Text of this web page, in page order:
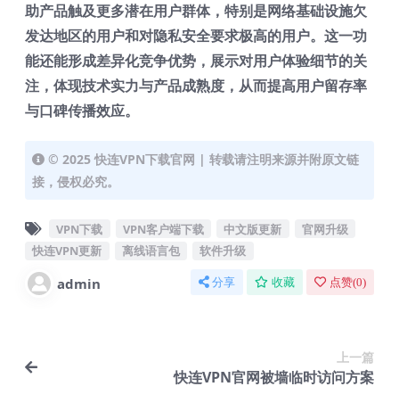
助产品触及更多潜在用户群体，特别是网络基础设施欠
发达地区的用户和对隐私安全要求极高的用户。这一功
能还能形成差异化竞争优势，展示对用户体验细节的关
注，体现技术实力与产品成熟度，从而提高用户留存率
与口碑传播效应。
© 2025 快连VPN下载官网 | 转载请注明来源并附原文链
接，侵权必究。
VPN下载 VPN客户端下载 中文版更新
官网升级
快连VPN更新
离线语言包 软件升级
admin 分享 收藏 点赞(0)
上一篇
快连VPN官网被墙临时访问方案